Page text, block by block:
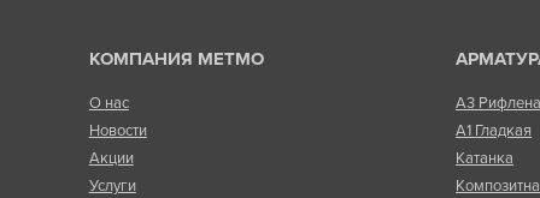
КОМПАНИЯ МЕТМО
О нас
Новости
Акции
Услуги
А3
А1 Гладкая
Катанка